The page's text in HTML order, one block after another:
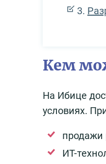
Кем
На Ибице
условиях.
продажи
ИТ-